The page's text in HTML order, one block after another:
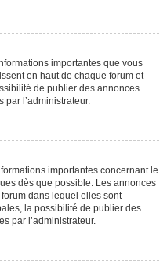
importantes que vous
en haut de chaque forum et
de publier des annonces
l’administrateur.
importantes concernant le
dès que possible. Les annonces
dans lequel elles sont
la possibilité de publier des
par l’administrateur.